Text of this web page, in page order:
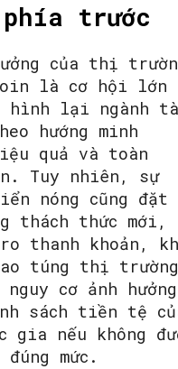
trước
của thị
là cơ hội lớn
hình lại ngành
hướng minh
quả và toàn
Tuy nhiên, sự
nóng cũng đặt
thách thức mới,
thanh khoản,
túng thị
nguy cơ ảnh hưởng
sách tiền tệ
gia nếu không
mức.